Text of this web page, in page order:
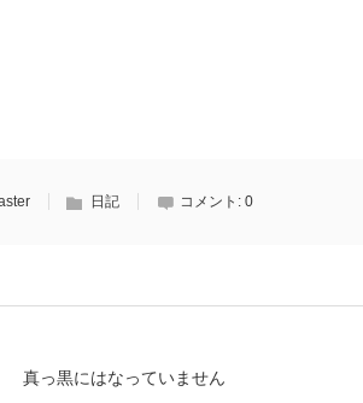
日記 コメント: 0
真っ黒にはなっていません